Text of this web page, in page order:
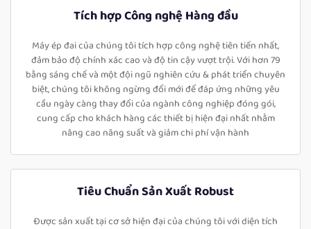
Tích hợp Công nghệ Hàng đầu
Máy ép đai của chúng tôi tích hợp công nghệ tiên tiến nhất,
đảm bảo độ chính xác cao và độ tin cậy vượt trội. Với hơn 79
bằng sáng chế và một đội ngũ nghiên cứu & phát triển chuyên
biệt, chúng tôi không ngừng đổi mới để đáp ứng những yêu
cầu ngày càng thay đổi của ngành công nghiệp đóng gói,
cung cấp cho khách hàng các thiết bị hiện đại nhất nhằm
nâng cao năng suất và giảm chi phí vận hành
Tiêu Chuẩn Sản Xuất Robust
Được sản xuất tại cơ sở hiện đại của chúng tôi với diện tích